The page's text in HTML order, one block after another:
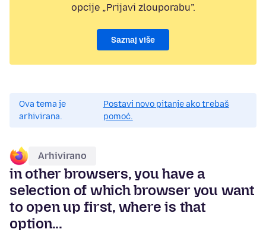
opcije „Prijavi zlouporabu”.
Saznaj više
Ova tema je
arhivirana.
Postavi novo pitanje ako trebaš
pomoć.
Arhivirano
in other browsers, you have a
selection of which browser you want
to open up first, where is that
option...